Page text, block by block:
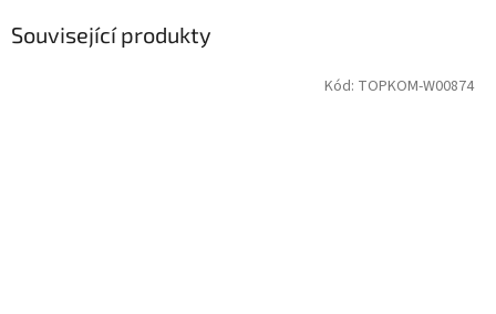
Související produkty
Kód: TOPKOM-W00874